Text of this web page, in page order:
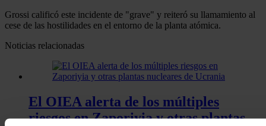
Grossi calificó este incidente de "grave" y reiteró su llamamiento al
cese de las hostilidades en el entorno de la planta atómica.
Noticias relacionadas
El OIEA alerta de los múltiples
riesgos en Zaporiyia y otras plantas